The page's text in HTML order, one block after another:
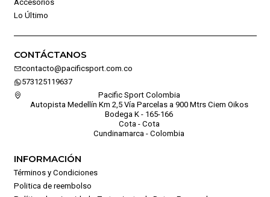
Accesorios
Lo Último
CONTÁCTANOS
contacto@pacificsport.com.co
573125119637
Pacific Sport Colombia
Autopista Medellín Km 2,5 Vía Parcelas a 900 Mtrs Ciem Oikos
Bodega K - 165-166
Cota - Cota
Cundinamarca - Colombia
INFORMACIÓN
Términos y Condiciones
Politica de reembolso